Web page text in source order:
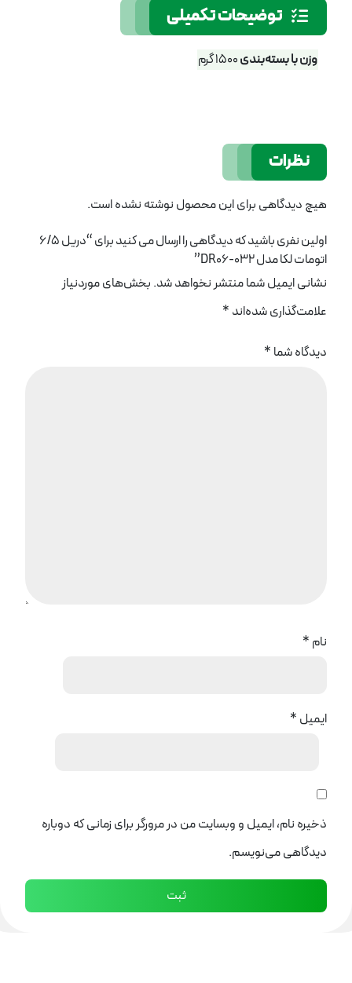
توضیحات تکمیلی
وزن با بسته‌بندی1500 گرم
نظرات
هیچ دیدگاهی برای این محصول نوشته نشده است.
اولین نفری باشید که دیدگاهی را ارسال می کنید برای “دریل 6/5
اتومات لکا مدل DR06-032”
نشانی ایمیل شما منتشر نخواهد شد. بخش‌های موردنیاز
علامت‌گذاری شده‌اند *
دیدگاه شما *
نام *
ایمیل *
ذخیره نام، ایمیل و وبسایت من در مرورگر برای زمانی که دوباره
دیدگاهی می‌نویسم.